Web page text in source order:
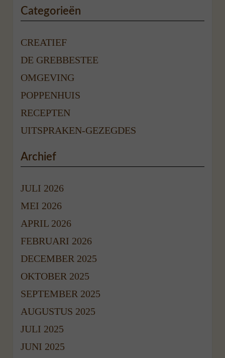
Categorieën
CREATIEF
DE GREBBESTEE
OMGEVING
POPPENHUIS
RECEPTEN
UITSPRAKEN-GEZEGDES
Archief
JULI 2026
MEI 2026
APRIL 2026
FEBRUARI 2026
DECEMBER 2025
OKTOBER 2025
SEPTEMBER 2025
AUGUSTUS 2025
JULI 2025
JUNI 2025